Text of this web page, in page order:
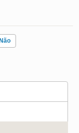
ajudou